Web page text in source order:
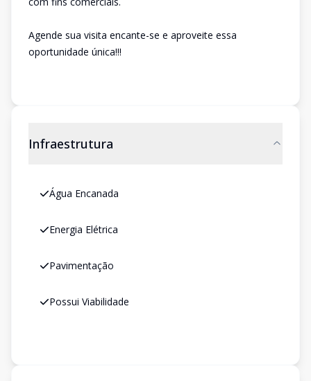
Agende sua visita encante-se e aproveite essa
oportunidade única!!!
Infraestrutura
Água Encanada
Energia Elétrica
Pavimentação
Possui Viabilidade